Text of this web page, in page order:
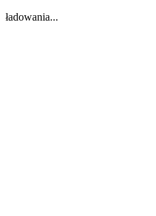
ładowania...